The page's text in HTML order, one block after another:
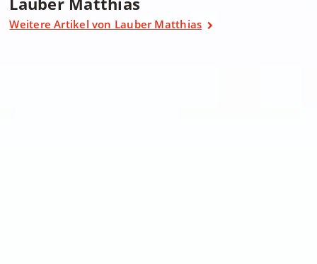
Weitere Artikel von Lauber Matthias